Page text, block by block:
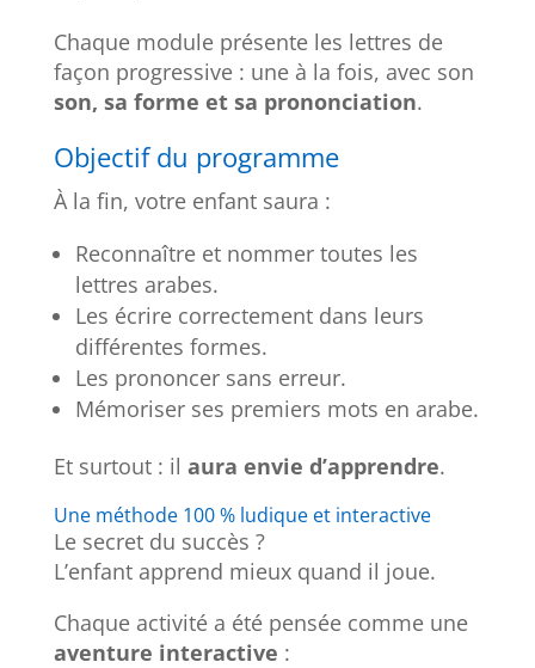
Chaque module présente les lettres de
façon progressive : une à la fois, avec son
son, sa forme et sa prononciation.
Objectif du programme
À la fin, votre enfant saura :
Reconnaître et nommer toutes les
lettres arabes.
Les écrire correctement dans leurs
différentes formes.
Les prononcer sans erreur.
Mémoriser ses premiers mots en arabe.
Et surtout : il aura envie d’apprendre.
Une méthode 100 % ludique et interactive
Le secret du succès ?
L’enfant apprend mieux quand il joue.
Chaque activité a été pensée comme une
aventure interactive :